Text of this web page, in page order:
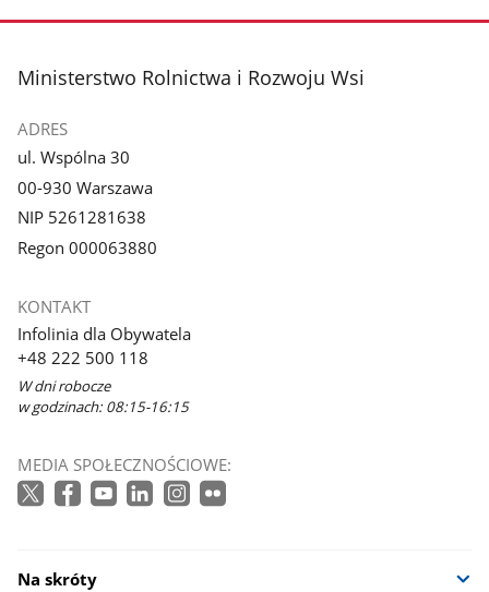
stopka
Ministerstwo Rolnictwa i Rozwoju Wsi
ADRES
ul. Wspólna 30
00-930 Warszawa
NIP 5261281638
Regon 000063880
KONTAKT
Infolinia dla Obywatela
+48 222 500 118
W dni robocze
w godzinach: 08:15-16:15
MEDIA SPOŁECZNOŚCIOWE:
Na skróty